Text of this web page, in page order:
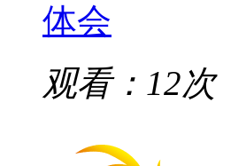
体会
观看：12次